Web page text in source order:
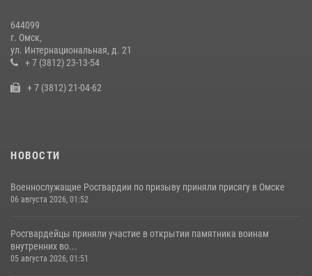
Росгвардия обеспечила безопасность уникального передвижного
музея «Поезд Победы» в Омске
644099
г. Омск,
ул. Интернациональная, д. 21
+ 7 (3812) 23-13-54
+ 7 (3812) 21-04-62
НОВОСТИ
Военнослужащие Росгвардии по призыву приняли присягу в Омске
06 августа 2026, 01:52
Росгвардейцы приняли участие в открытии памятника воинам
внутренних во...
05 августа 2026, 01:51